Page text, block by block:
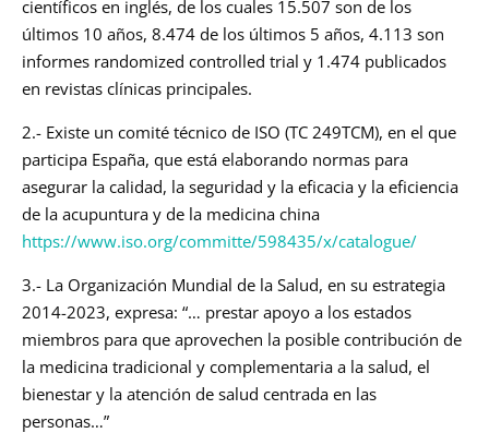
científicos en inglés, de los cuales 15.507 son de los
últimos 10 años, 8.474 de los últimos 5 años, 4.113 son
informes randomized controlled trial y 1.474 publicados
en revistas clínicas principales.
2.- Existe un comité técnico de ISO (TC 249TCM), en el que
participa España, que está elaborando normas para
asegurar la calidad, la seguridad y la eficacia y la eficiencia
de la acupuntura y de la medicina china
https://www.iso.org/committe/598435/x/catalogue/
3.- La Organización Mundial de la Salud, en su estrategia
2014-2023, expresa: “… prestar apoyo a los estados
miembros para que aprovechen la posible contribución de
la medicina tradicional y complementaria a la salud, el
bienestar y la atención de salud centrada en las
personas…”